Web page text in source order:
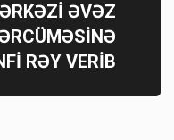
ƏVƏZ
RƏY VERİB